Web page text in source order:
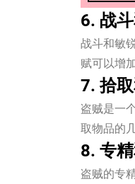
6. 战
战斗和敏
赋可以增
7. 拾
盗贼是一
取物品的
8. 专
盗贼的专